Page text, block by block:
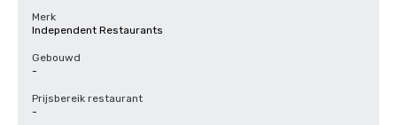
Merk
Independent Restaurants
Gebouwd
-
Prijsbereik restaurant
-